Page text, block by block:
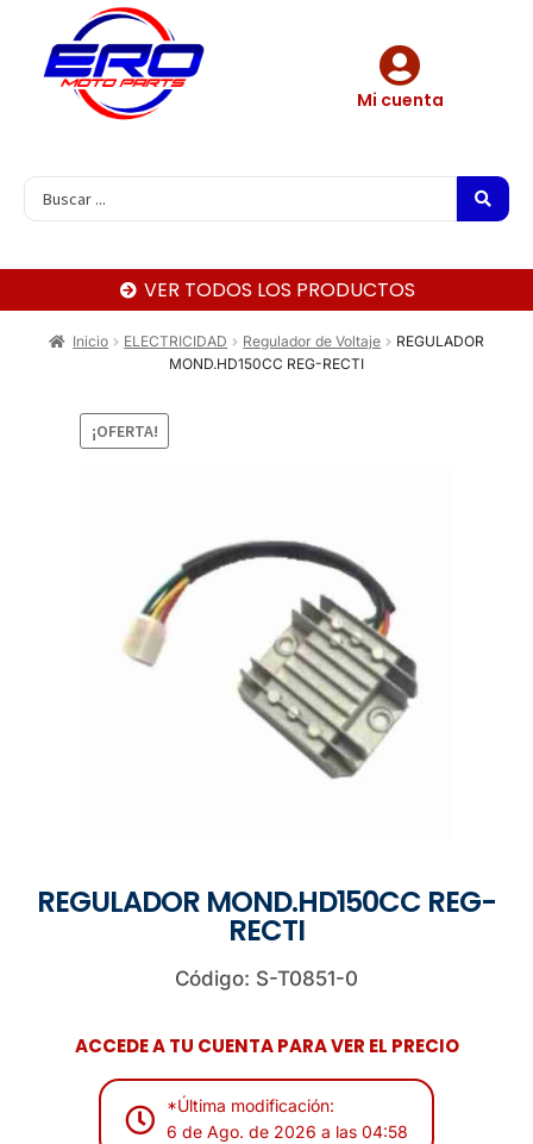
Mi cuenta
VER TODOS LOS PRODUCTOS
Inicio ELECTRICIDAD Regulador de Voltaje
REGULADOR
MOND.HD150CC REG-RECTI
¡OFERTA!
REGULADOR MOND.HD150CC REG-
RECTI
Código: S-T0851-0
ACCEDE A TU CUENTA PARA VER EL PRECIO
*Última modificación:
6 de Ago. de 2026 a las 04:58